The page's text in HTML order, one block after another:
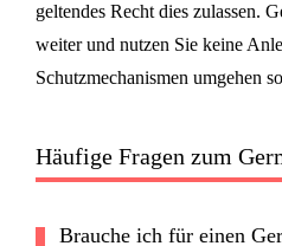
geltendes Recht dies zulassen.
weiter und nutzen Sie keine
Schutzmechanismen umgehen
Häufige Fragen zum
Brauche ich für einen